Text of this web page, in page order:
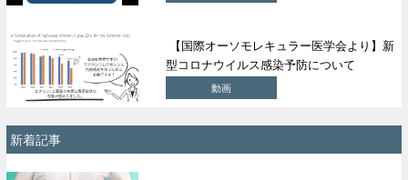
【国際オーソモレキュラー医学会より】新
型コロナウイルス感染予防について
動画
新着記事